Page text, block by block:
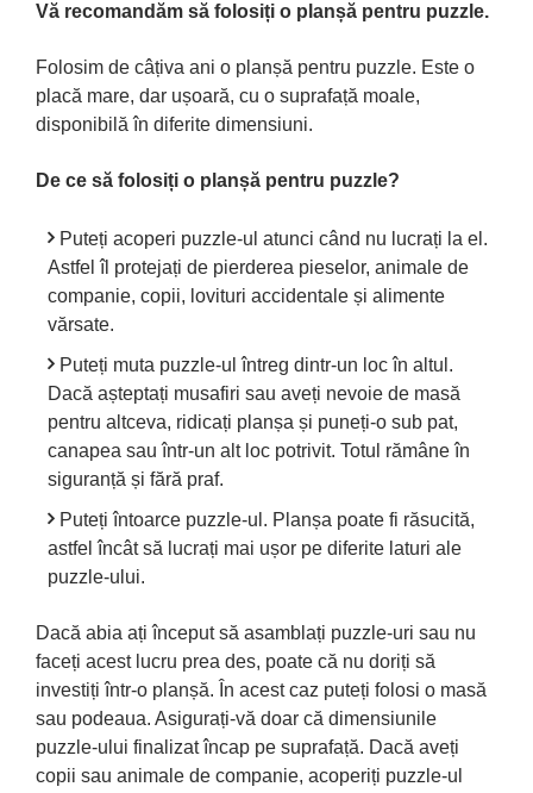
Vă recomandăm să folosiți o planșă pentru puzzle.
Folosim de câțiva ani o planșă pentru puzzle. Este o
placă mare, dar ușoară, cu o suprafață moale,
disponibilă în diferite dimensiuni.
De ce să folosiți o planșă pentru puzzle?
Puteți acoperi puzzle-ul atunci când nu lucrați la el.
Astfel îl protejați de pierderea pieselor, animale de
companie, copii, lovituri accidentale și alimente
vărsate.
Puteți muta puzzle-ul întreg dintr-un loc în altul.
Dacă așteptați musafiri sau aveți nevoie de masă
pentru altceva, ridicați planșa și puneți-o sub pat,
canapea sau într-un alt loc potrivit. Totul rămâne în
siguranță și fără praf.
Puteți întoarce puzzle-ul. Planșa poate fi răsucită,
astfel încât să lucrați mai ușor pe diferite laturi ale
puzzle-ului.
Dacă abia ați început să asamblați puzzle-uri sau nu
faceți acest lucru prea des, poate că nu doriți să
investiți într-o planșă. În acest caz puteți folosi o masă
sau podeaua. Asigurați-vă doar că dimensiunile
puzzle-ului finalizat încap pe suprafață. Dacă aveți
copii sau animale de companie, acoperiți puzzle-ul